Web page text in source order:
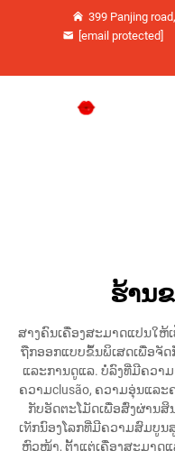
399 Panjing
[email protected]
ຮ້ານ
ສາງຄົນເຄື່ອງສະມາດແປນໃຫ້
ຖືກອອກແບບຂຶ້ນພິເສດເພື່ອຈັ
ແລະການດູແລ. ບໍ່ລົງທີ່ມີຄວາ
ຄວາມclusão, ຄວາມອຸ່ນແລ
ກັບອັດຕະໂມັດເພື່ອສົ່ງຜ່ານ
ເทັກນົອງໂລກທີ່ມີຄວາມສົມບູນ
ຫົວໜ້າ, ຕັ້ງແຕ່ເຄື່ອງສະມາດແ